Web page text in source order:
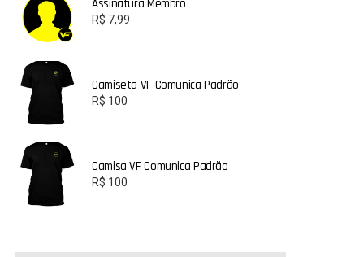
Assinatura Membro
R$ 7,99
Camiseta VF Comunica Padrão
R$ 100
Camisa VF Comunica Padrão
R$ 100